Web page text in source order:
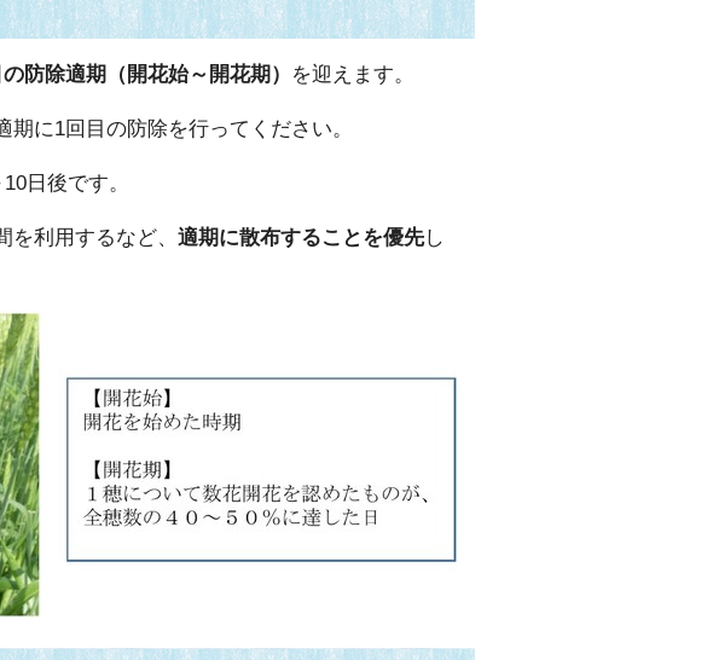
防除適期（開花始～開花期） を迎えます。
に1回目の防除を行ってください。
日後です。
利用するなど、 適期に散布することを優先し